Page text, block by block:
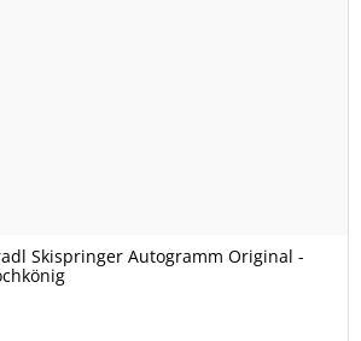
Skispringer Autogramm Original -